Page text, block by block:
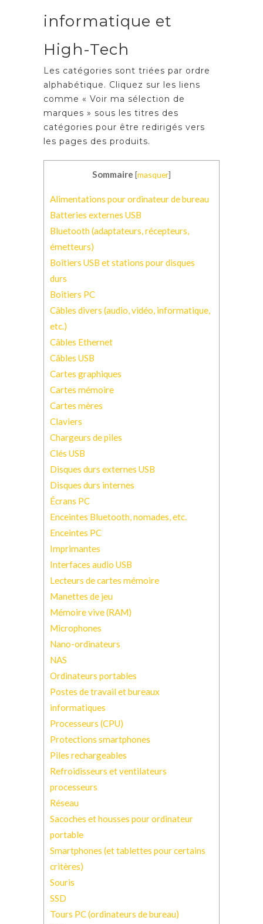
informatique et
High-Tech
Les catégories sont triées par ordre
alphabétique. Cliquez sur les liens
comme « Voir ma sélection de
marques » sous les titres des
catégories pour être redirigés vers
les pages des produits.
Sommaire [masquer]
Alimentations pour ordinateur de bureau
Batteries externes USB
Bluetooth (adaptateurs, récepteurs,
émetteurs)
Boîtiers USB et stations pour disques
durs
Boîtiers PC
Câbles divers (audio, vidéo, informatique,
etc.)
Câbles Ethernet
Câbles USB
Cartes graphiques
Cartes mémoire
Cartes mères
Claviers
Chargeurs de piles
Clés USB
Disques durs externes USB
Disques durs internes
Écrans PC
Enceintes Bluetooth, nomades, etc.
Enceintes PC
Imprimantes
Interfaces audio USB
Lecteurs de cartes mémoire
Manettes de jeu
Mémoire vive (RAM)
Microphones
Nano-ordinateurs
NAS
Ordinateurs portables
Postes de travail et bureaux
informatiques
Processeurs (CPU)
Protections smartphones
Piles rechargeables
Refroidisseurs et ventilateurs
processeurs
Réseau
Sacoches et housses pour ordinateur
portable
Smartphones (et tablettes pour certains
critères)
Souris
SSD
Tours PC (ordinateurs de bureau)